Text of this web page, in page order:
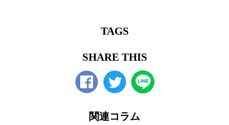
TAGS
SHARE THIS
関連コラム